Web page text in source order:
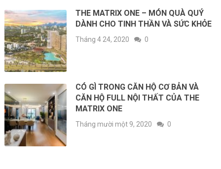
THE MATRIX ONE – MÓN QUÀ QUÝ
DÀNH CHO TINH THẦN VÀ SỨC KHỎE
Tháng 4 24, 2020 0
CÓ GÌ TRONG CĂN HỘ CƠ BẢN VÀ
CĂN HỘ FULL NỘI THẤT CỦA THE
MATRIX ONE
Tháng mười một 9, 2020 0